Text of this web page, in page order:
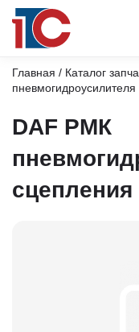
Главная / Каталог
DAF РМК
сцепления